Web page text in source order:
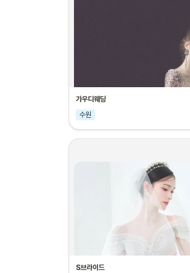
가우디웨딩
수원
S브라이드